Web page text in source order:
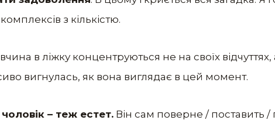
з кількістю.
в ліжку концентруються не на своїх
вигнулась, як вона виглядає в цей момент.
– теж естет.Він сам поверне / поставить /